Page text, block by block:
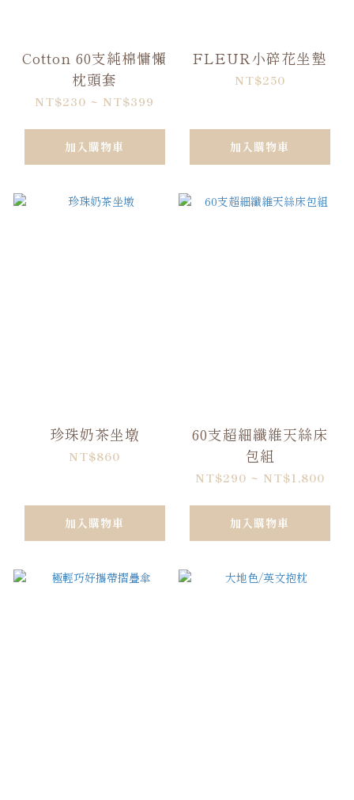
Cotton 60支純棉慵懶
枕頭套
NT$230 ~ NT$399
加入購物車
FLEUR小碎花坐墊
NT$250
加入購物車
珍珠奶茶坐墩
NT$860
加入購物車
60支超細纖維天絲床
包組
NT$290 ~ NT$1,800
加入購物車